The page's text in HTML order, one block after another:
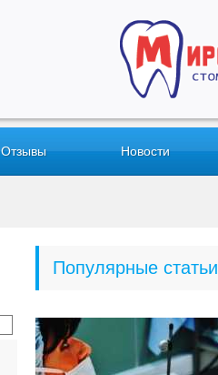
Отзывы Новости
Популярные статьи